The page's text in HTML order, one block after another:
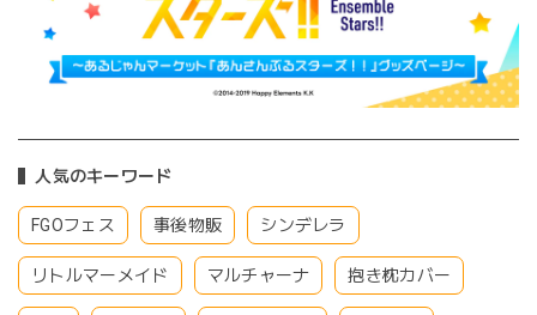
人気のキーワード
FGOフェス 事後物販 シンデレラ
リトルマーメイド マルチャーナ 抱き枕カバー